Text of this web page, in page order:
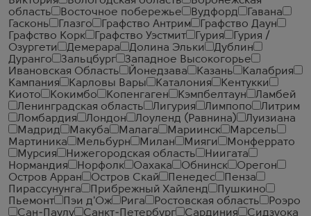
область
Восточное побережье Вудфорд
Гавана
Гасконь
Глазго Графство Антрим
Графство Даун
Графство Корк
Графство Уэстмит Гурия
Гурия /
Озургети
Демерара Долина Эльки
Дублин
Дуранго
Зальцбург
Западное Высокогорье
Ивановская Область
Йонедзава Казань
Калабрия
Кампания
Карловы Вары Каталония
Кентукки
Киото
Кокимбо Копенгаген Кэмпбелтаун
Ламбей
Ленинградская область
Лигурия Лимпопо
Литрим
Ломбардия
Лондон Лоуленд (Равнина)
Луизиана
Мадрид
Макуба Малага Мариинск
Марсель
Мартиника
Мельбурн Милан Мияги
Монферрато
Мурсия
Нижегородская область
Ниигата
Нормандия
Норфолк Оахака Обнинск
Орегон
Остров Арран
Остров Скай Пенедес
Пенза
Пирассунунга
Прибрежный Хайленд
Пушкино
Пьемонт
Пэи д'Ож Рига Ростовская область
Роэро
Сан-Паулу
Санкт-Петербург Сардиния
Сидзуока